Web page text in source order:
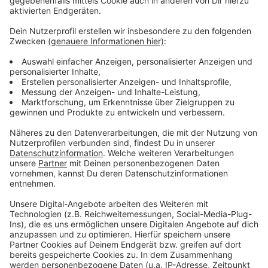
Anzeige
Das zufälligste Wissen der Welt mit Hendrik
Frost
Anzeige
Smartphone und Wikipedia haben die meisten von uns
quasi das sämtliches Wissen der Menschheit ständig
in der Hosentasche. Immerhin gibt es fast 3 Millionen
deutsche Wikipedia-Artikel. Und unser Moderator
alles mal jemand durchliest!'
Anzeige